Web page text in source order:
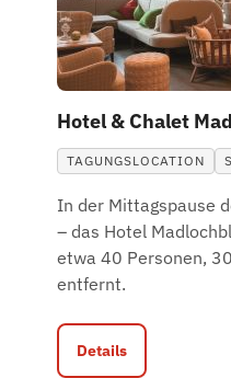
Hotel & Chalet
TAGUNGSLOCATION
In der Mittagspause
– das Hotel
etwa 40 Personen,
entfernt.
Details